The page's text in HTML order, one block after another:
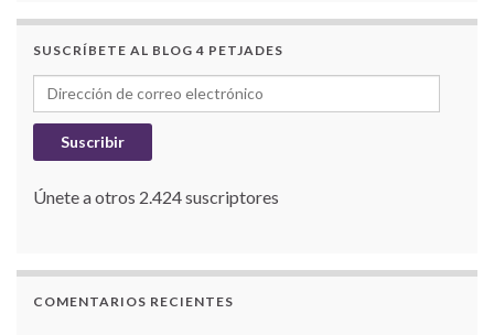
SUSCRÍBETE AL BLOG 4 PETJADES
Dirección de correo electrónico
Suscribir
Únete a otros 2.424 suscriptores
COMENTARIOS RECIENTES